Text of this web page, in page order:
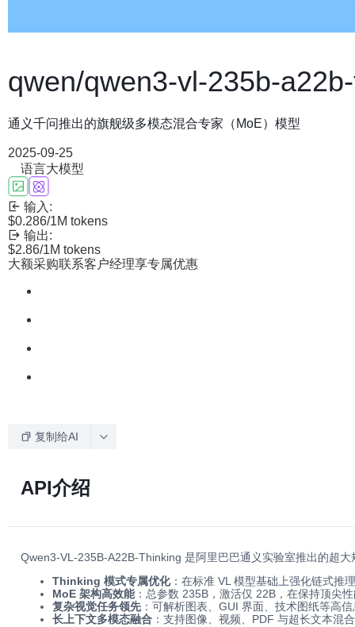
qwen/qwen3-vl-235b-
通义千问推出的旗舰级多模态混合专家（MoE）模型
2025-09-25
语言大模型
输入:
$0.286/1M tokens
输出:
$2.86/1M tokens
大额采购联系客户经理享专属优惠
复制给AI
API介绍
Qwen3-VL-235B-A22B-Thinking 是阿里巴巴通义实验室推出的超
Thinking 模式专属优化：在标准 VL 模型基础上强化链式推
MoE 架构高效能：总参数 235B，激活仅 22B，在保持顶尖
复杂视觉任务领先 ：可解析图表、GUI 界面、技术图纸等高
长上下文多模态融合 ：支持图像、视频、PDF 与超长文本混